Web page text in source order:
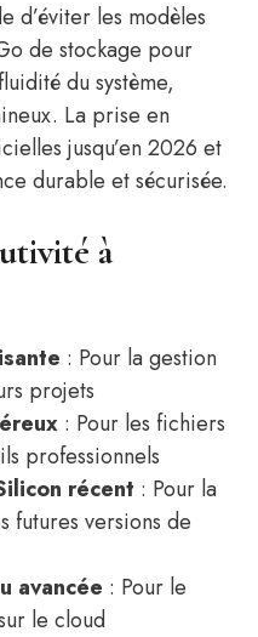
d’éviter les modèles
de stockage pour
du système,
La prise en
jusqu’en 2026 et
durable et sécurisée.
à
: Pour la gestion
projets
: Pour les fichiers
professionnels
récent : Pour la
futures versions de
avancée : Pour le
le cloud